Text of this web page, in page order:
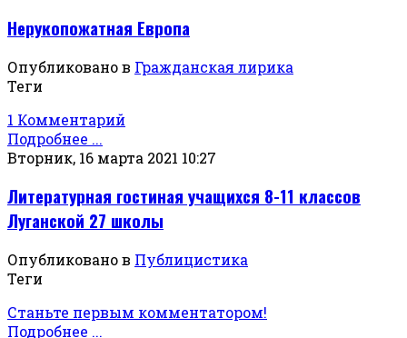
Нерукопожатная Европа
Опубликовано в Гражданская лирика
Теги
1 Комментарий
Подробнее ...
Вторник, 16 марта 2021 10:27
Литературная гостиная учащихся 8-11 классов
Луганской 27 школы
Опубликовано в Публицистика
Теги
Станьте первым комментатором!
Подробнее ...